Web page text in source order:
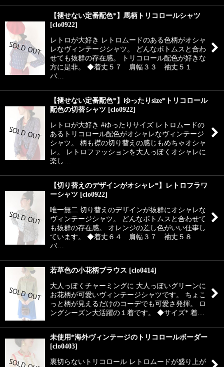
【褪せない定番配色*】馬柄トリコロールシャツ
[clo0922]
レトロが大好き レトロムードのある色柄がオシャ
レなヴィンテージシャツ。 どんなボトムスと合わ
せても抜群の存在感。 トリコロール配色が好きな
方に是非。 ◆着丈５７ 肩幅３３ 袖丈５１
バ…
【褪せない定番配色*】ゆったりsize*トリコロール
配色の切替シャツ [clo0922]
レトロが大好き #ゆったりサイズ レトロムードの
あるトリコロール配色がオシャレなヴィンテージ
シャツ。 柄も襟の切り替えの感じもめちゃオシャ
レ。 レトロファッションを大人っぽくオシャレに
楽し…
【切り替えのデザインがオシャレ*】レトロフラワ
ーシャツ [clo0922]
唯一無二 切り替えのデザインが抜群にオシャレな
ヴィンテージシャツ。 どんなボトムスと合わせて
も抜群の存在感。 オレンジの差し色がいい仕事し
ています。 ◆着丈６４ 肩幅３７ 袖丈５８
バ…
若草色の小花柄ブラウス [clo0414]
大人っぽくチャーミングに 大人っぽいグリーンに
お花柄が可愛いヴィンテージシャツです。 ちょこ
っと柄が見えるだけのコーデでも可愛さ発揮。 ロ
ングシーズン大活躍の１着です。 ◆サイズ* 着…
未使用*海外ヴィンテージのトリコロールボーダー
[clo0403]
裏切らないトリコロール レトロムードが盛り上が